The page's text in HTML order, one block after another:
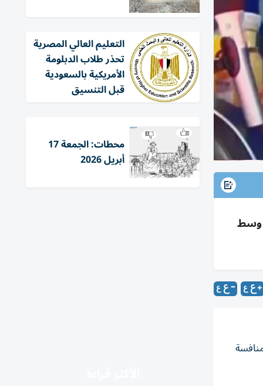
وسط
التعليم العالي المصرية
تحذر طلاب الدبلومة
الأمريكية بالسعودية
قبل التنسيق
محطات: الجمعة 17
أبريل 2026